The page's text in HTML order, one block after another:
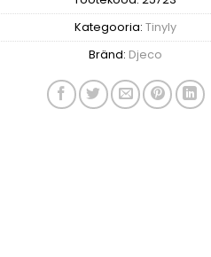
Kategooria: Tinyly
Bränd: Djeco